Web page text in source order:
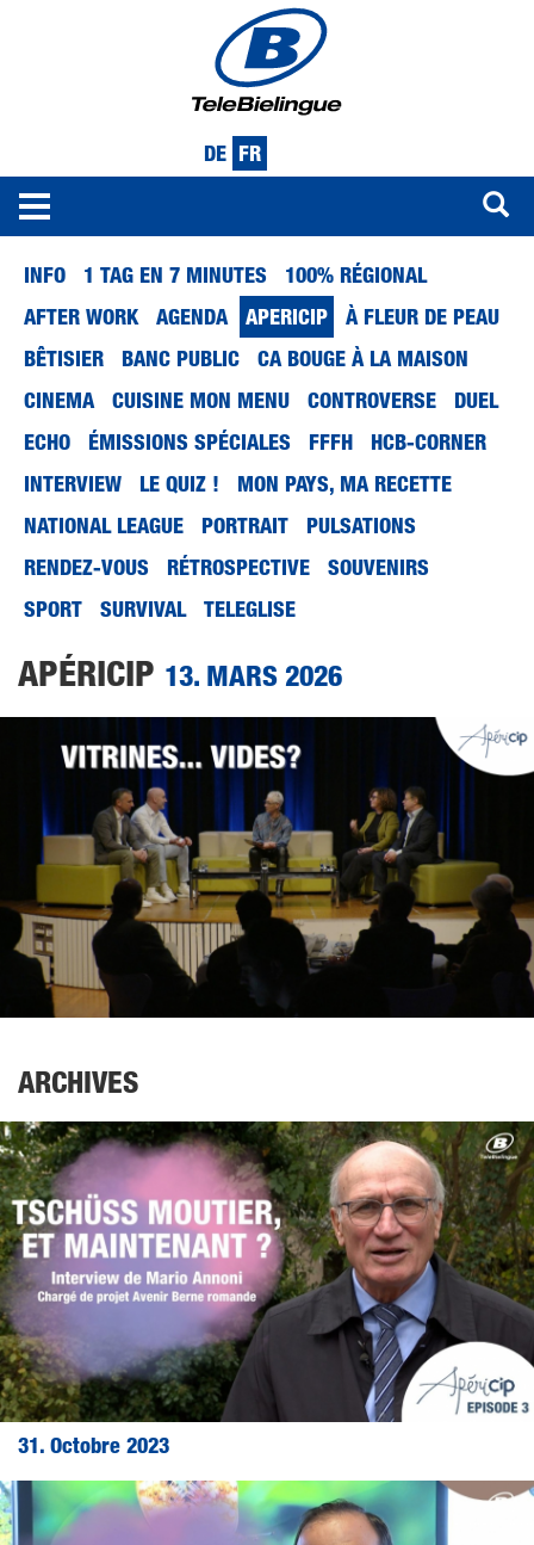
principal
DE FR
INFO 1 TAG EN 7 MINUTES
100% RÉGIONAL
AFTER WORK
AGENDA APERICIP
À FLEUR DE PEAU
BÊTISIER
BANC PUBLIC
CA BOUGE À LA MAISON
CINEMA
CUISINE MON MENU CONTROVERSE
DUEL
ECHO
ÉMISSIONS SPÉCIALES FFFH
HCB-CORNER
INTERVIEW
LE QUIZ !
MON PAYS, MA RECETTE
NATIONAL LEAGUE
PORTRAIT
PULSATIONS
RENDEZ-VOUS
RÉTROSPECTIVE
SOUVENIRS
SPORT
SURVIVAL TELEGLISE
APÉRICIP 13. MARS 2026
ARCHIVES
31. Octobre 2023